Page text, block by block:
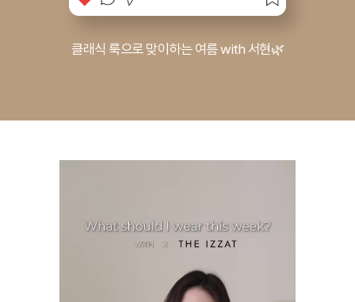
클래식 룩으로 맞이하는 여름 with 서현🌿